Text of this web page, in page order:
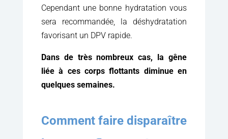
Cependant une bonne hydratation vous
sera recommandée, la déshydratation
favorisant un DPV rapide.
Dans de très nombreux cas, la gêne
liée à ces corps flottants diminue en
quelques semaines.
Comment faire disparaître